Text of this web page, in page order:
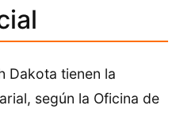
Dakota tienen la
según la Oficina de